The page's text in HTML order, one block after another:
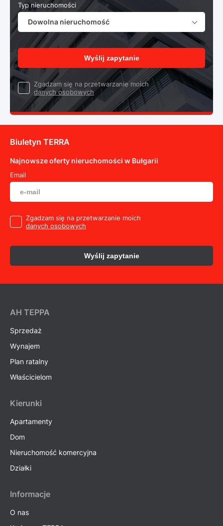
Typ nieruchomości
Dowolna nieruchomość
Wyślij zapytanie
Zgadzam się na przetwarzanie moich
danych osobowych
Biuletyn TERRA
Najnowsze oferty nieruchomości w Bułgarii
Email
Zgadzam się na przetwarzanie moich
danych osobowych
Wyślij zapytanie
AH ТEPPA
Sprzedaż
Wynajem
Plan ratalny
Właścicielom
Kierunki
Apartamenty
Dom
Nieruchomość komercyjna
Działki
Informacje
O nas